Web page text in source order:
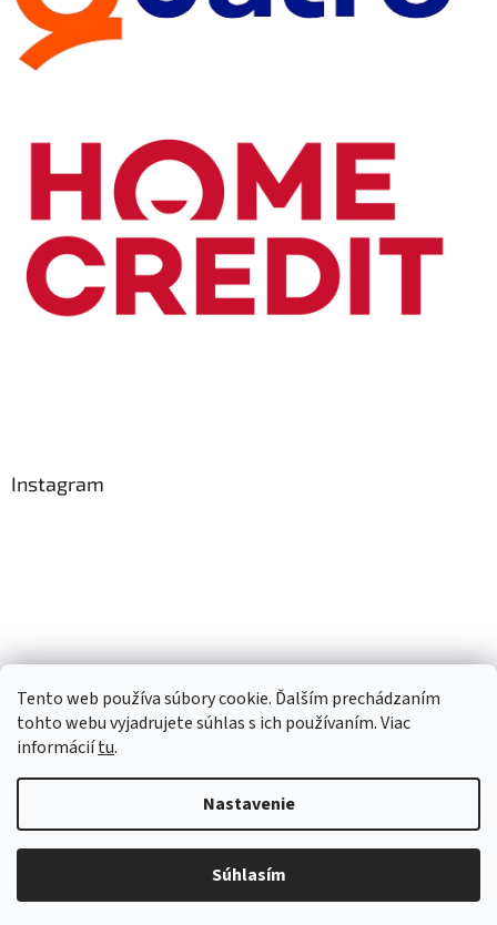
Tento web používa súbory cookie. Ďalším prechádzaním
tohto webu vyjadrujete súhlas s ich používaním. Viac
informáciítu.
Nastavenie
Súhlasím
Instagram
Sledovať na Instagrame
Copyright 2026TopRobot.sk. Všetky práva vyhradené.Upraviť
nastavenie cookies